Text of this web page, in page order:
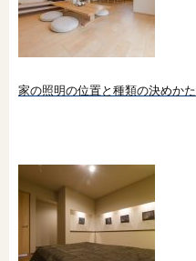
家の照明の位置と種類の決めかた